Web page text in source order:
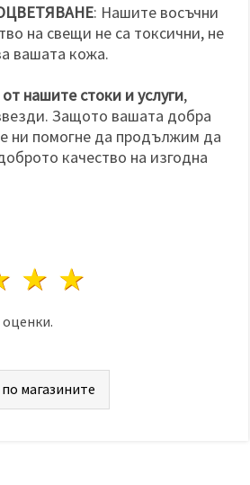
: Нашите восъчни
на свещи не са токсични, не
вашата кожа.
нашите стоки и услуги,
Защото вашата добра
ни помогне да продължим да
качество на изгодна
4 звезди
3 звезди
оценки.
магазините